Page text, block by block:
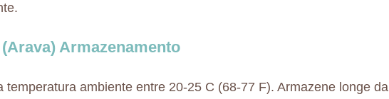
Armazenamento
temperatura ambiente entre 20-25 C (68-77 F). Armazene longe da